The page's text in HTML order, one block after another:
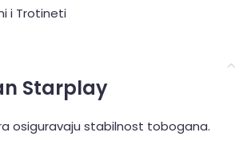
i Trotineti
Starplay
osiguravaju stabilnost tobogana.